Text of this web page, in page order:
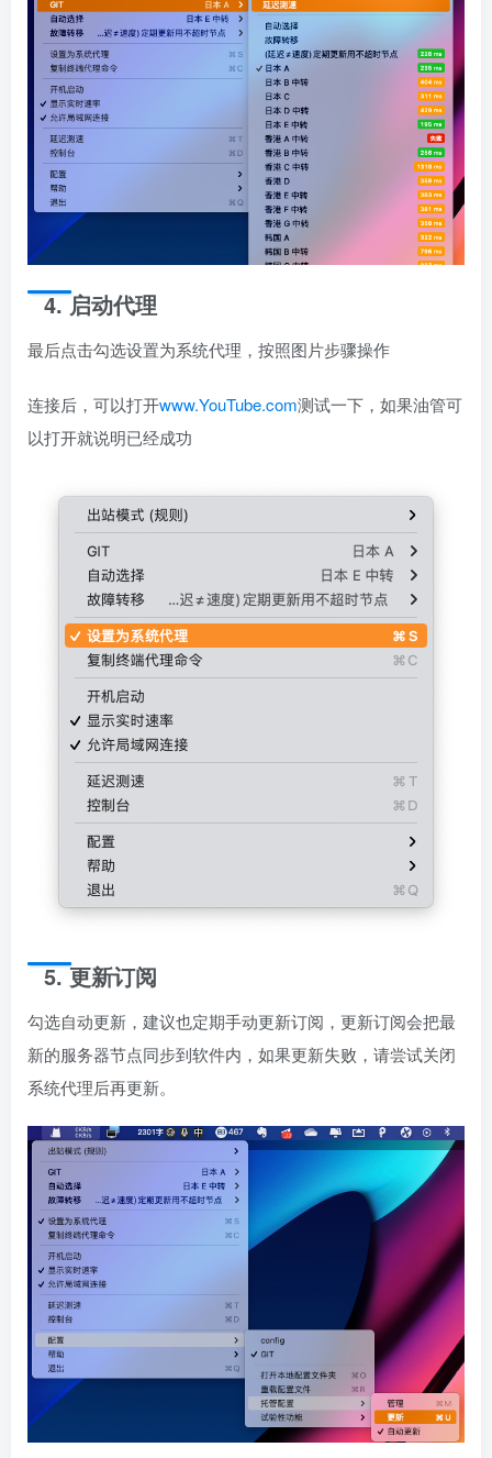
4. 启动代理
最后点击勾选设置为系统代理，按照图片步骤操作
连接后，可以打开www.YouTube.com测试一下，如果油管可
以打开就说明已经成功
5. 更新订阅
勾选自动更新，建议也定期手动更新订阅，更新订阅会把最
新的服务器节点同步到软件内，如果更新失败，请尝试关闭
系统代理后再更新。